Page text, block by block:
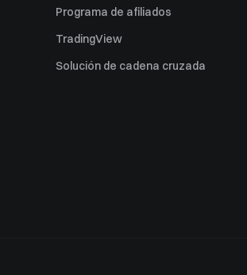
Programa de afiliados
TradingView
Solución de cadena cruzada